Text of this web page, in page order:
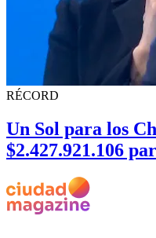
RÉCORD
Un Sol para los
$2.427.921.106